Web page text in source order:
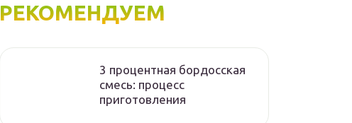
РЕКОМЕНДУЕМ
3 процентная бордосская
смесь: процесс
приготовления